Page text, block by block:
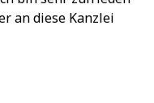
an diese Kanzlei